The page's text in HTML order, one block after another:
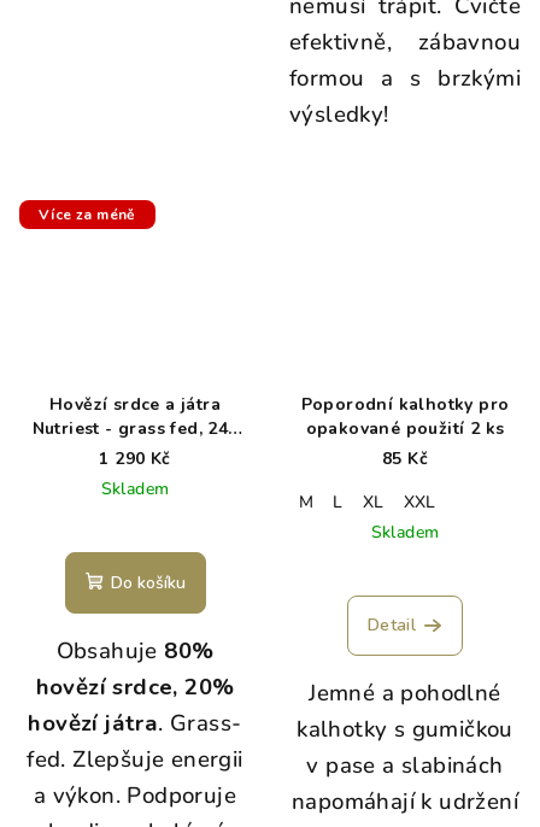
efektivně, zábavnou
formou a s brzkými
výsledky!
Více za méně
Hovězí srdce a játra
Nutriest - grass fed, 240
kapslí
1 290 Kč
Skladem
Do košíku
Obsahuje 80%
hovězí srdce, 20%
hovězí játra. Grass-
fed. Zlepšuje energii
a výkon. Podporuje
Poporodní kalhotky pro
opakované použití 2 ks
85 Kč
M
L XL
XXL
Skladem
Detail
Jemné a pohodlné
kalhotky s gumičkou
v pase a slabinách
napomáhají k udržení